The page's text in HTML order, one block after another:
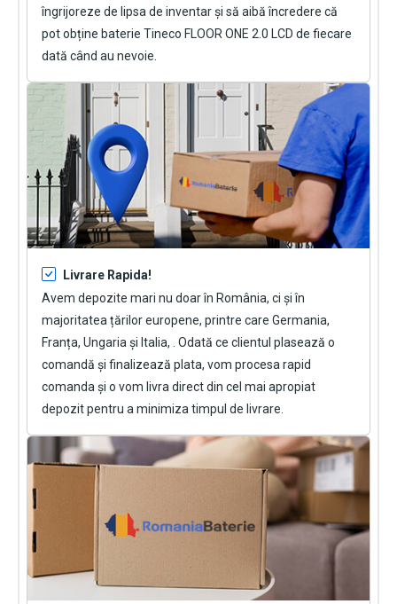
îngrijoreze de lipsa de inventar și să aibă încredere că
pot obține baterie Tineco FLOOR ONE 2.0 LCD de fiecare
dată când au nevoie.
Livrare Rapida!
Avem depozite mari nu doar în România, ci și în
majoritatea țărilor europene, printre care Germania,
Franța, Ungaria și Italia, . Odată ce clientul plasează o
comandă și finalizează plata, vom procesa rapid
comanda și o vom livra direct din cel mai apropiat
depozit pentru a minimiza timpul de livrare.